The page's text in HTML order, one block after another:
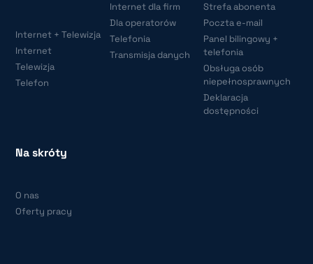
Internet + Telewizja
Internet
Telewizja
Telefon
Internet dla firm
Dla operatorów
Telefonia
Transmisja danych
Strefa abonenta
Poczta e-mail
Panel bilingowy +
telefonia
Obsługa osób
niepełnosprawnych
Deklaracja
dostępności
Na skróty
O nas
Oferty pracy